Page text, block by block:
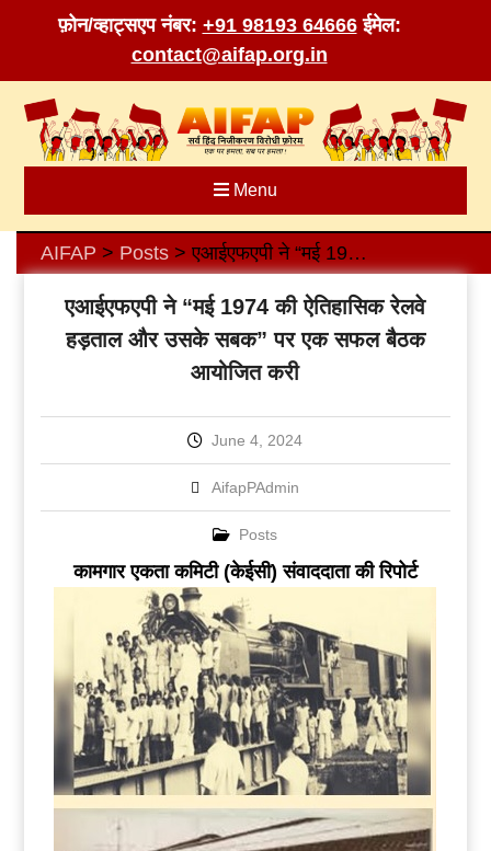
फ़ोन/व्हाट्सएप नंबर: +91 98193 64666 ईमेल:
contact@aifap.org.in
content
Menu
AIFAP > Posts> एआईएफएपी ने “मई 1974 की ऐतिहासिक रेलवे हड़ताल और उसके सबक” पर एक सफल बैठक आयोजित करी
एआईएफएपी ने “मई 1974 की ऐतिहासिक रेलवे
हड़ताल और उसके सबक” पर एक सफल बैठक
आयोजित करी
June 4, 2024
AifapPAdmin
Posts
कामगार एकता कमिटी (केईसी) संवाददाता की रिपोर्ट